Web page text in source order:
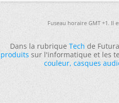
Fuseau horaire GMT +1. Il
Dans la rubriqueTechde
produitssur l'informatique et les
couleur,casques